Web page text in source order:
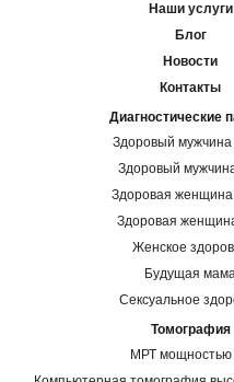
Наши услуги
Блог
Новости
Контакты
Диагностические
Здоровый мужчина
Здоровый
Здоровая женщина
Здоровая
Женское
Будущая мама
Сексуальное
Томография
МРТ мощностью